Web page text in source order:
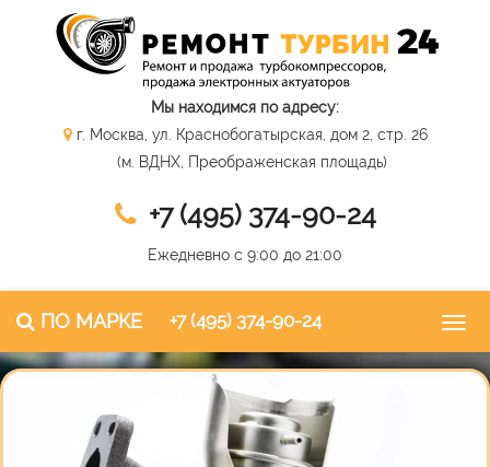
Мы находимся по адресу:
г. Москва, ул. Краснобогатырская, дом 2, стр. 26
(м. ВДНХ, Преображенская площадь)
+7 (495) 374-90-24
Ежедневно с 9:00 до 21:00
ПО МАРКЕ +7 (495) 374-90-24